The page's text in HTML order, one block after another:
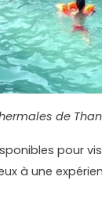
de
pour
à une